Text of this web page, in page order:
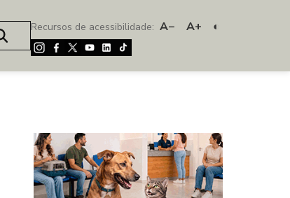
Recursos de acessibilidade: A− A+ ◐
Imagem de